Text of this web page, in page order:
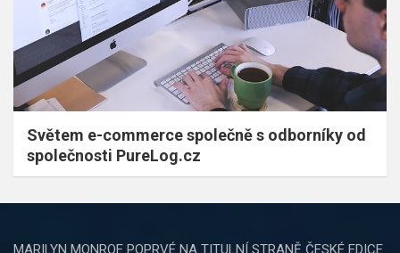
Světem e-commerce společně s odborníky od
společnosti PureLog.cz
MARILYN MONROE POPRVÉ NA TITULNÍ STRANĚ ČESKÉ EDICE